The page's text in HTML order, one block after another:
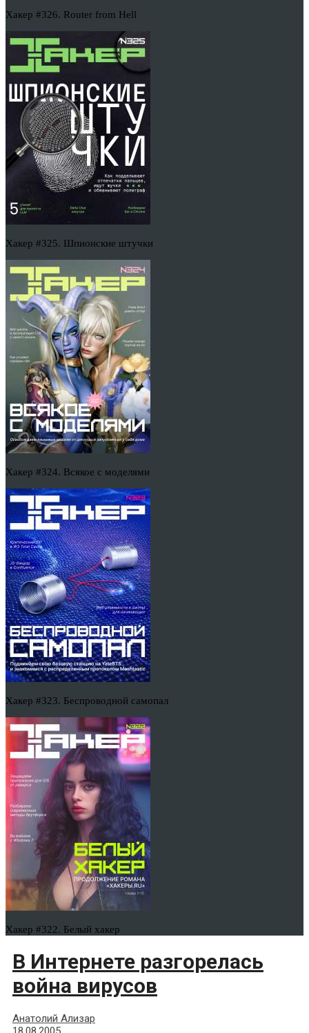
Хакер #326. Router from Hell
Хакер #325. Шпионские штучки
Хакер #324. Всякое с моделями
Хакер #323. Беспроводной самопал
Хакер #322. Белый хакер
В Интернете разгорелась
война вирусов
Анатолий Ализар